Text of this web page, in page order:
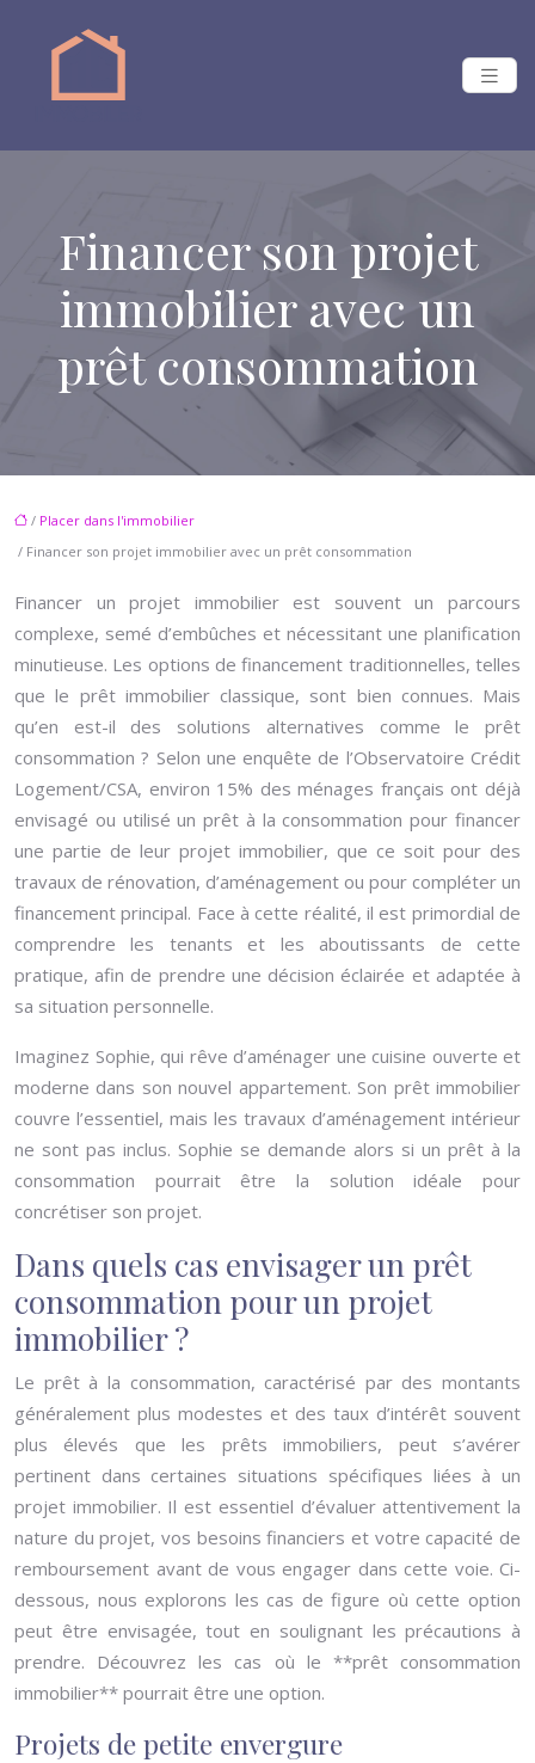
Financer son projet
immobilier avec un
prêt consommation
/ Placer dans l'immobilier
/ Financer son projet immobilier avec un prêt consommation
Financer un projet immobilier est souvent un parcours
complexe, semé d’embûches et nécessitant une planification
minutieuse. Les options de financement traditionnelles, telles
que le prêt immobilier classique, sont bien connues. Mais
qu’en est-il des solutions alternatives comme le prêt
consommation ? Selon une enquête de l’Observatoire Crédit
Logement/CSA, environ 15% des ménages français ont déjà
envisagé ou utilisé un prêt à la consommation pour financer
une partie de leur projet immobilier, que ce soit pour des
travaux de rénovation, d’aménagement ou pour compléter un
financement principal. Face à cette réalité, il est primordial de
comprendre les tenants et les aboutissants de cette
pratique, afin de prendre une décision éclairée et adaptée à
sa situation personnelle.
Imaginez Sophie, qui rêve d’aménager une cuisine ouverte et
moderne dans son nouvel appartement. Son prêt immobilier
couvre l’essentiel, mais les travaux d’aménagement intérieur
ne sont pas inclus. Sophie se demande alors si un prêt à la
consommation pourrait être la solution idéale pour
concrétiser son projet.
Dans quels cas envisager un prêt
consommation pour un projet
immobilier ?
Le prêt à la consommation, caractérisé par des montants
généralement plus modestes et des taux d’intérêt souvent
plus élevés que les prêts immobiliers, peut s’avérer
pertinent dans certaines situations spécifiques liées à un
projet immobilier. Il est essentiel d’évaluer attentivement la
nature du projet, vos besoins financiers et votre capacité de
remboursement avant de vous engager dans cette voie. Ci-
dessous, nous explorons les cas de figure où cette option
peut être envisagée, tout en soulignant les précautions à
prendre. Découvrez les cas où le **prêt consommation
immobilier** pourrait être une option.
Projets de petite envergure